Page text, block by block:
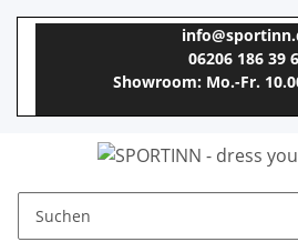
06206 186 39
Showroom: Mo.-Fr.